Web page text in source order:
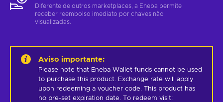
Diferente de outros marketplaces, a Eneba permite
receber reembolso imediato por chaves não
visualizadas.
Aviso importante:
Please note that Eneba Wallet funds cannot be used
to purchase this product. Exchange rate will apply
upon redeeming a voucher code. This product has
no pre-set expiration date. To redeem visit: